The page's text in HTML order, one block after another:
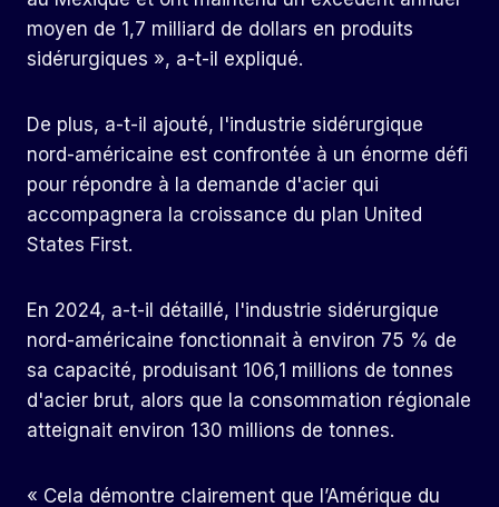
moyen de 1,7 milliard de dollars en produits
sidérurgiques », a-t-il expliqué.
De plus, a-t-il ajouté, l'industrie sidérurgique
nord-américaine est confrontée à un énorme défi
pour répondre à la demande d'acier qui
accompagnera la croissance du plan United
States First.
En 2024, a-t-il détaillé, l'industrie sidérurgique
nord-américaine fonctionnait à environ 75 % de
sa capacité, produisant 106,1 millions de tonnes
d'acier brut, alors que la consommation régionale
atteignait environ 130 millions de tonnes.
« Cela démontre clairement que l’Amérique du